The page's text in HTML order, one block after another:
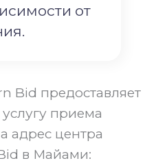
от
Bid предоставляет
приема
адрес центра
в Майами: